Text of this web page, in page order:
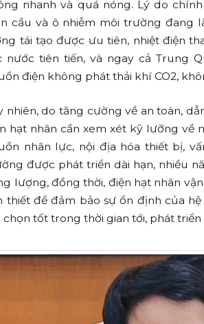
nhanh và quá nóng. Lý do
cầu và ô nhiễm môi trường đang
tái tạo được ưu tiên, nhiệt điện
nước tiên tiến, và ngay cả Trung
điện không phát thải khí CO2,
nhiên, do tăng cường về an toàn,
hạt nhân cần xem xét kỹ lưỡng về
nhân lực, nội địa hóa thiết bị,
được phát triển dài hạn, nhiều
lượng, đồng thời, điện hạt nhân
thiết để đảm bảo sự ổn định của
chọn tốt trong thời gian tới, phát